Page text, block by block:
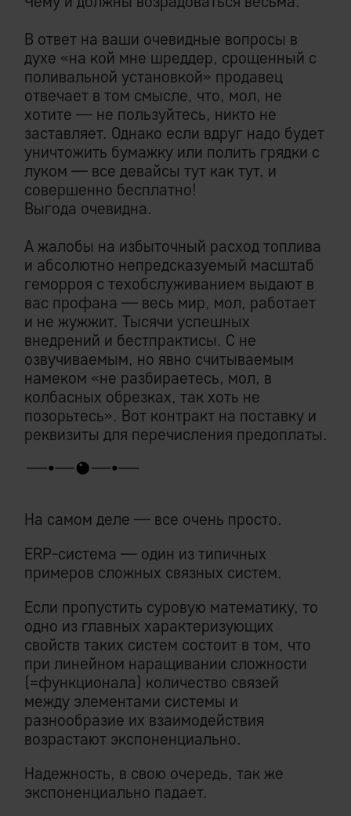
В ответ на ваши очевидные вопросы в
духе «на кой мне шреддер, срощенный с
поливальной установкой» продавец
отвечает в том смысле, что, мол, не
хотите — не пользуйтесь, никто не
заставляет. Однако если вдруг надо будет
уничтожить бумажку или полить грядки с
луком — все девайсы тут как тут, и
совершенно бесплатно!
​Выгода очевидна.
А жалобы на избыточный расход топлива
и абсолютно непредсказуемый масштаб
геморроя с техобслуживанием выдают в
вас профана — весь мир, мол, работает
и не жужжит. Тысячи успешных
внедрений и бестпрактисы. С не
озвучиваемым, но явно считываемым
намеком «не разбираетесь, мол, в
колбасных обрезках, так хоть не
позорьтесь». Вот контракт на поставку и
реквизиты для перечисления предоплаты.
На самом деле — все очень просто.
ERP-система — один из типичных
примеров сложных связных систем.
Если пропустить суровую математику, то
одно из главных характеризующих
свойств таких систем состоит в том, что
при линейном наращивании сложности
(=функционала) количество связей
между элементами системы и
разнообразие их взаимодействия
возрастают экспоненциально.
Надежность, в свою очередь, так же
экспоненциально падает.